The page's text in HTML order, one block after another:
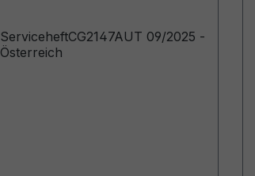
ServiceheftCG2147AUT 09/2025 -
Österreich